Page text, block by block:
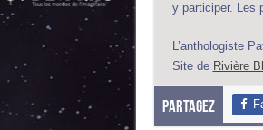
y participer. Les
L’anthologiste
Site de Rivière
Partagez